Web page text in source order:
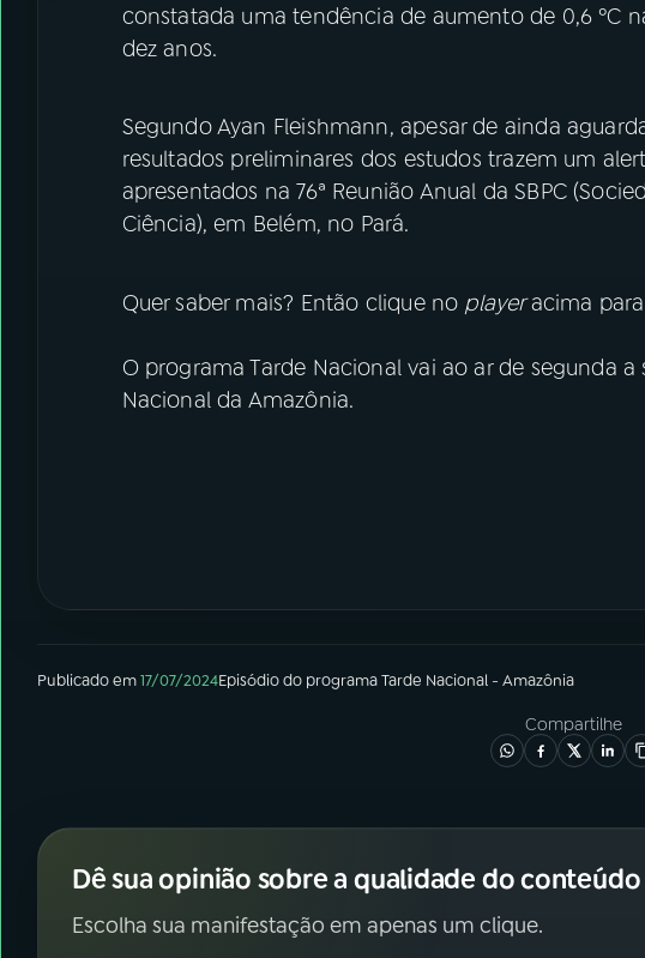
constatada uma tendência de aumento de 0,6 ºC
dez anos.
Segundo Ayan Fleishmann, apesar de ainda
resultados preliminares dos estudos trazem um
apresentados na 76ª Reunião Anual da SBPC
Ciência), em Belém, no Pará.
Quer saber mais? Então clique no playeracima
O programa Tarde Nacional vai ao ar de segunda a
Nacional da Amazônia.
Publicado em17/07/2024Episódiodo programaTarde Nacional - Amazônia
Compartilhe
Dê sua opinião sobre a qualidade do
Escolha sua manifestação em apenas um clique.